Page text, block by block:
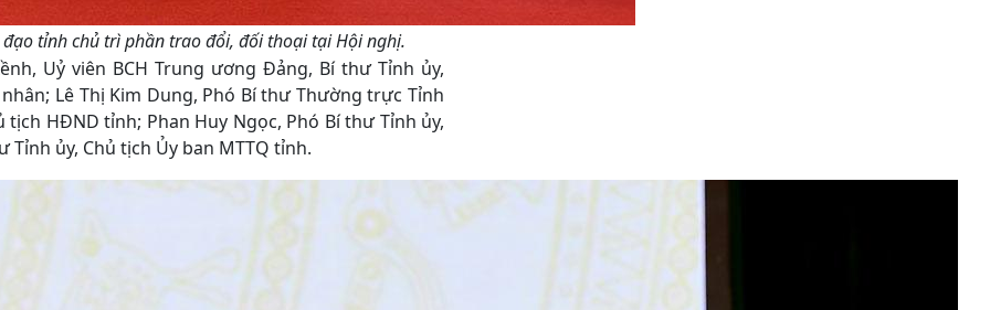
đạo tỉnh chủ trì phần trao đổi, đối thoại tại Hội nghị.
Uỷ viên BCH Trung ương Đảng, Bí thư Tỉnh ủy,
Lê Thị Kim Dung, Phó Bí thư Thường trực Tỉnh
tịch HĐND tỉnh; Phan Huy Ngọc, Phó Bí thư Tỉnh ủy,
Tỉnh ủy, Chủ tịch Ủy ban MTTQ tỉnh.